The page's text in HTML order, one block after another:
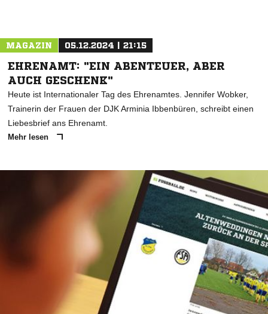
MAGAZIN 05.12.2024 | 21:15
EHRENAMT: "EIN ABENTEUER, ABER
AUCH GESCHENK"
Heute ist Internationaler Tag des Ehrenamtes. Jennifer Wobker,
Trainerin der Frauen der DJK Arminia Ibbenbüren, schreibt einen
Liebesbrief ans Ehrenamt.
Mehr lesen